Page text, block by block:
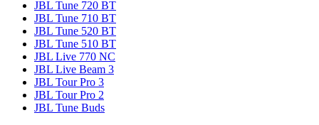
JBL Tune 720 BT
JBL Tune 710 BT
JBL Tune 520 BT
JBL Tune 510 BT
JBL Live 770 NC
JBL Live Beam 3
JBL Tour Pro 3
JBL Tour Pro 2
JBL Tune Buds